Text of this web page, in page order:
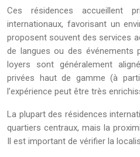
Ces résidences accueillent
internationaux, favorisant un
proposent souvent des services
de langues ou des événements
loyers sont généralement
privées haut de gamme (à
l’expérience peut être très
La plupart des résidences
quartiers centraux, mais la
Il est important de vérifier la